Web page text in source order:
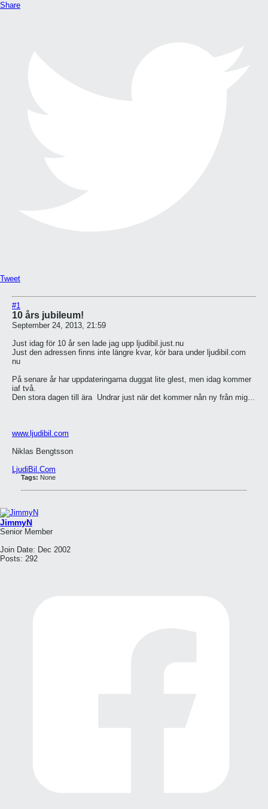
Share
Tweet
#1
10 års jubileum!
September 24, 2013, 21:59
Just idag för 10 år sen lade jag upp ljudibil.just.nu
Just den adressen finns inte längre kvar, kör bara under ljudibil.com
nu
På senare år har uppdateringarna duggat lite glest, men idag kommer
iaf två.
Den stora dagen till ära Undrar just när det kommer nån ny från mig...
www.ljudibil.com
Niklas Bengtsson
LjudiBil.Com
Tags: None
JimmyN
Senior Member
Join Date: Dec 2002
Posts: 292